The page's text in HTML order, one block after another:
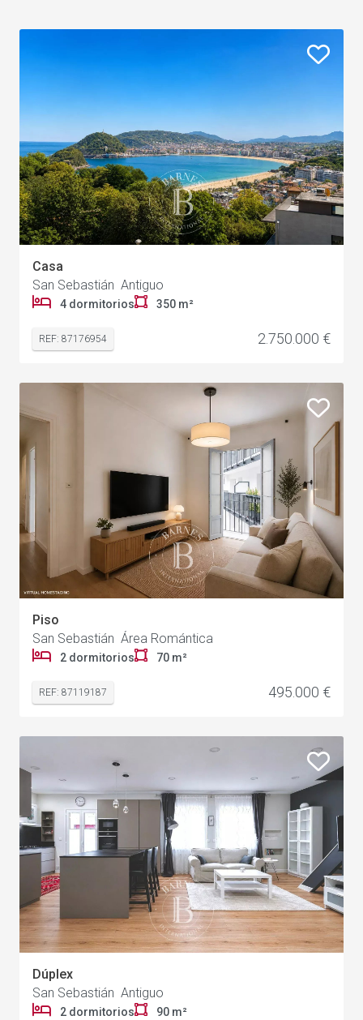
Casa
San Sebastián Antiguo
4 dormitorios 350 m²
REF: 87176954 2.750.000 €
Piso
San Sebastián Área Romántica
2 dormitorios 70 m²
REF: 87119187 495.000 €
Dúplex
San Sebastián Antiguo
2 dormitorios 90 m²